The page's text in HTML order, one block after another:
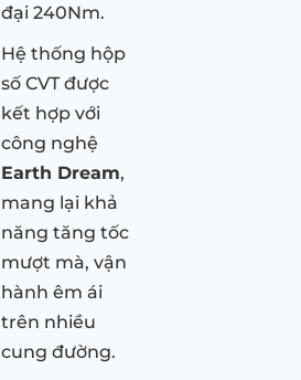
đại 240Nm.
Hệ thống hộp
số CVT được
kết hợp với
công nghệ
Earth Dream,
mang lại khả
năng tăng tốc
mượt mà, vận
hành êm ái
trên nhiều
cung đường.